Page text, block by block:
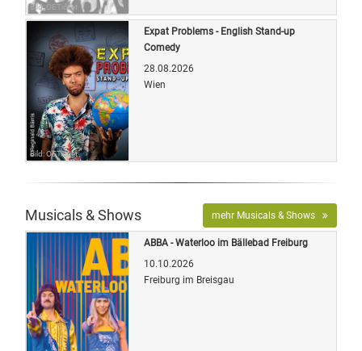
Bild: OETicket
Bild: OETicket
Expat Problems - English Stand-up
Comedy
28.08.2026
Wien
Musicals & Shows mehr Musicals & Shows
ABBA - Waterloo im Bällebad Freiburg
10.10.2026
Freiburg im Breisgau